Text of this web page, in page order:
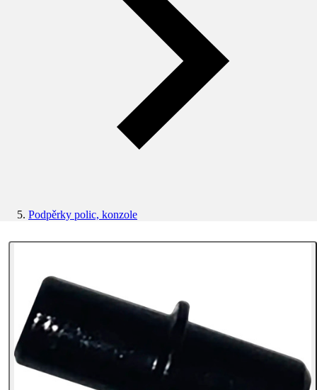
Podpěrky polic, konzole